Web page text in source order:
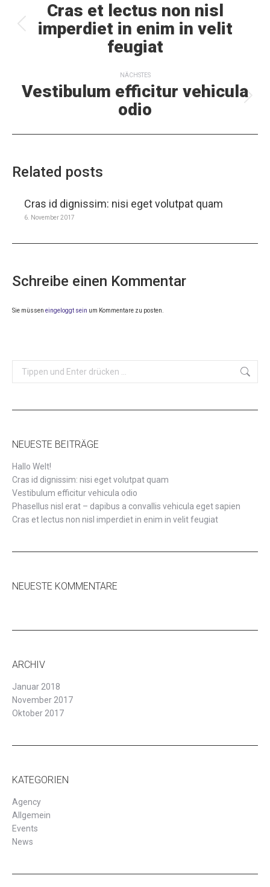
Vorheriger
Beitrag:
Cras et lectus non nisl
imperdiet in enim in velit
feugiat
NÄCHSTES
Nächster
Beitrag:
Vestibulum efficitur vehicula
odio
Related posts
Cras id dignissim: nisi eget volutpat quam
6. November 2017
Schreibe einen Kommentar
Sie müssen eingeloggt sein um Kommentare zu posten.
NEUESTE BEITRÄGE
Hallo Welt!
Cras id dignissim: nisi eget volutpat quam
Vestibulum efficitur vehicula odio
Phasellus nisl erat – dapibus a convallis vehicula eget sapien
Cras et lectus non nisl imperdiet in enim in velit feugiat
NEUESTE KOMMENTARE
ARCHIV
Januar 2018
November 2017
Oktober 2017
KATEGORIEN
Agency
Allgemein
Events
News